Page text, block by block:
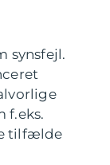
synsfejl.
f.eks.
tilfælde